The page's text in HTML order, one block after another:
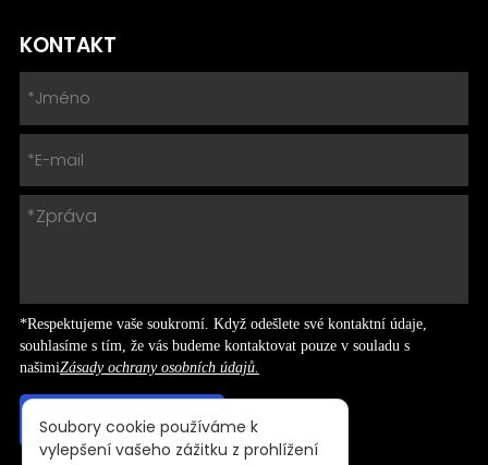
KONTAKT
*Respektujeme vaše soukromí. Když odešlete své kontaktní údaje,
souhlasíme s tím, že vás budeme kontaktovat pouze v souladu s
našimiZásady ochrany osobních údajů.
Soubory cookie používáme k
vylepšení vašeho zážitku z prohlížení